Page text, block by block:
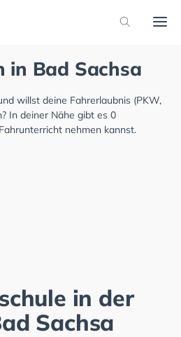
in Bad Sachsa
willst deine Fahrerlaubnis (PKW,
In deiner Nähe gibt es 0
nehmen kannst.
in der
Sachsa